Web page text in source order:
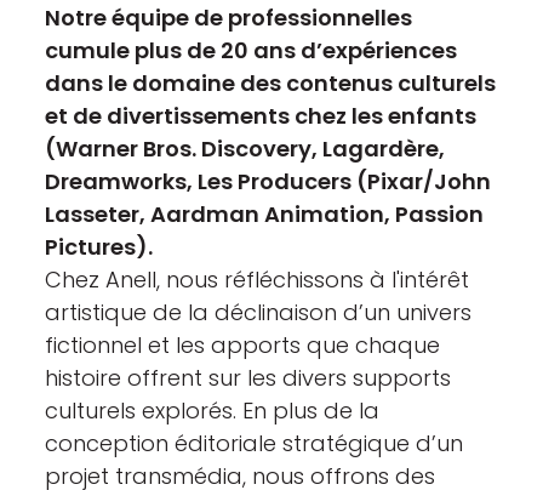
Notre équipe de professionnelles
cumule plus de 20 ans d’expériences
dans le domaine des contenus culturels
et de divertissements chez les enfants
(Warner Bros. Discovery, Lagardère,
Dreamworks, Les Producers (Pixar/John
Lasseter, Aardman Animation, Passion
Pictures).
Chez Anell, nous réfléchissons à l'intérêt
artistique de la déclinaison d’un univers
fictionnel et les apports que chaque
histoire offrent sur les divers supports
culturels explorés. En plus de la
conception éditoriale stratégique d’un
projet transmédia, nous offrons des